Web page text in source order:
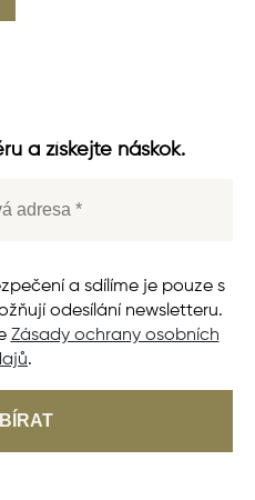
a získejte náskok.
a sdílíme je pouze s
odesílání newsletteru.
Zásady ochrany osobních
.